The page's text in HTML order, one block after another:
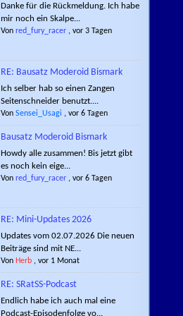
Danke für die Rückmeldung. Ich habe
mir noch ein Skalpe...
Von red_fury_racer, vor 3 Tagen
RE: Bausatz Moderoid Bismark
Ich selber hab so einen Zangen
Seitenschneider benutzt....
Von Sensei_Usagi , vor 6 Tagen
Bausatz Moderoid Bismark
Howdy alle zusammen! Bis jetzt gibt
es noch kein eige...
Von red_fury_racer, vor 6 Tagen
RE: Mini-Updates 2026
Updates vom 02.07.2026 Die neuen
Beiträge sind mit NE...
Von Herb, vor 1 Monat
RE: SRatSS-Podcast
Endlich habe ich auch mal eine
Podcast-Episodenfolge vo...